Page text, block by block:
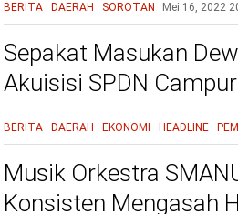
BERITA DAERAH SOROTAN Mei 16, 2022
Sepakat Masukan
Akuisisi SPDN
BERITA DAERAH EKONOMI HEADLINE
Musik Orkestra
Konsisten Mengasah